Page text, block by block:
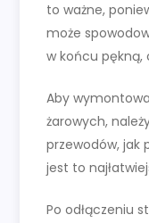
to ważne,
może
w końcu pękną,
Aby
żarowych,
przewodów, jak
jest to
Po odłączeniu